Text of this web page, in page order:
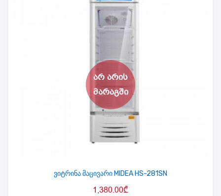
ვიტრინა მაცივარი MIDEA HS-281SN
1,380.00₾